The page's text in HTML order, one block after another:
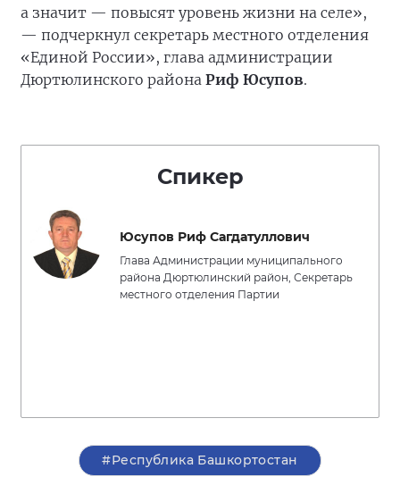
а значит — повысят уровень жизни на селе»,
— подчеркнул секретарь местного отделения
«Единой России», глава администрации
Дюртюлинского района Риф Юсупов.
Спикер
Юсупов Риф Сагдатуллович
Глава Администрации муниципального
района Дюртюлинский район, Секретарь
местного отделения Партии
#Республика Башкортостан